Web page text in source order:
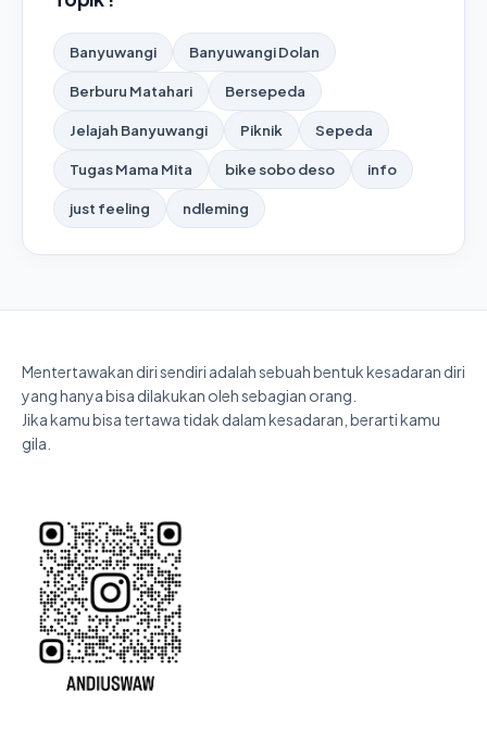
Banyuwangi Banyuwangi Dolan
Berburu Matahari Bersepeda
Jelajah Banyuwangi Piknik Sepeda
Tugas Mama Mita bike sobo deso info
just feeling ndleming
Mentertawakan diri sendiri adalah sebuah bentuk kesadaran diri
yang hanya bisa dilakukan oleh sebagian orang.
Jika kamu bisa tertawa tidak dalam kesadaran, berarti kamu
gila.